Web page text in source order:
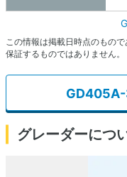
この情報は掲載日時点のもの
保証するものではありません。
GD405A-
グレーダーにつ